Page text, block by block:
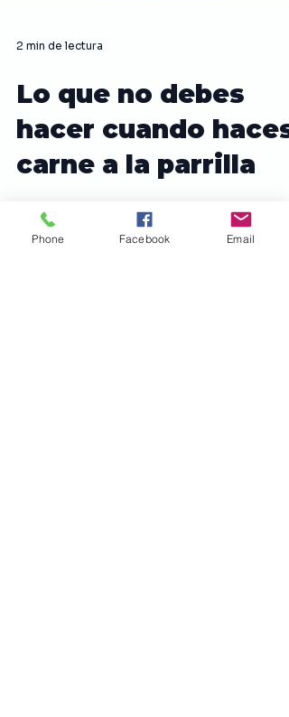
2 min de lectura
Lo que no debes
hacer cuando haces
Phone Facebook Email